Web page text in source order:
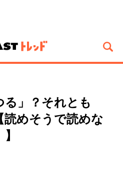
る」？それとも
めそうで読めな